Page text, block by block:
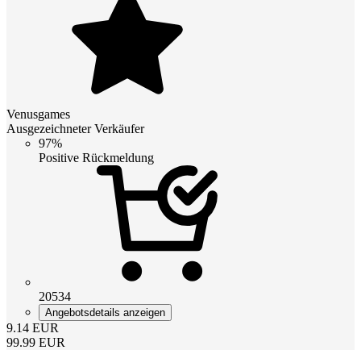
Venusgames
Ausgezeichneter Verkäufer
97%
Positive Rückmeldung
20534
Angebotsdetails anzeigen
9.14 EUR
99.99 EUR